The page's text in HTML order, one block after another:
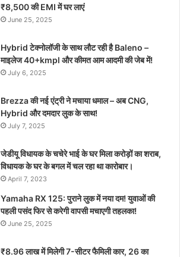
₹8,500 की EMI में घर लाएं
June 25, 2025
Hybrid टेक्नोलॉजी के साथ लौट रही है Baleno –
माइलेज 40+kmpl और कीमत आम आदमी की जेब में!
July 6, 2025
Brezza की नई एंट्री ने मचाया धमाल – अब CNG,
Hybrid और दमदार लुक के साथ!
July 7, 2025
जेडीयू विधायक के चचेरे भाई के घर मिला करोड़ों का शराब,
विधायक के घर के बगल में चल रहा था कारोबार।
April 7, 2023
Yamaha RX 125: पुराने लुक में नया दम! युवाओं की
पहली पसंद फिर से करेगी वापसी मचाएगी तहलका!
June 25, 2025
₹8.96 लाख में मिलेगी 7-सीटर फैमिली कार, 26 का